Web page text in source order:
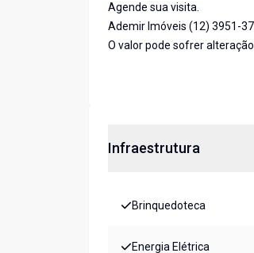
Agende sua visita.
Ademir Imóveis (12) 3951-
O valor pode sofrer
Infraestrutura
Brinquedoteca
Energia Elétrica